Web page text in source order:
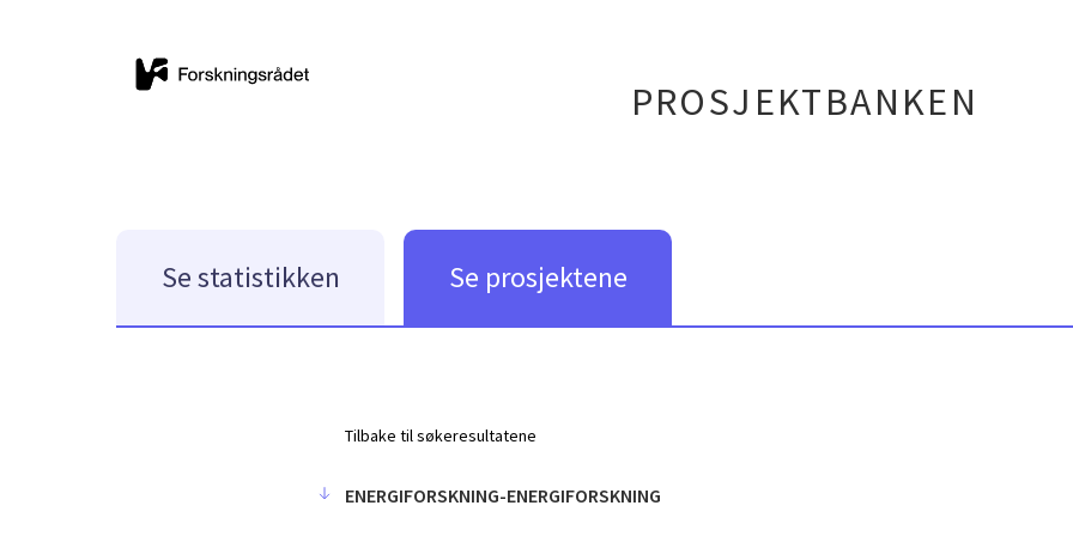
PROSJEKTBANKEN
Se statistikken Se prosjektene
Tilbake til søkeresultatene
ENERGIFORSKNING-ENERGIFORSKNING